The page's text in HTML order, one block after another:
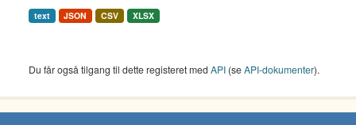
text JSON CSV XLSX
Du får også tilgang til dette registeret med API (seAPI-dokumenter).